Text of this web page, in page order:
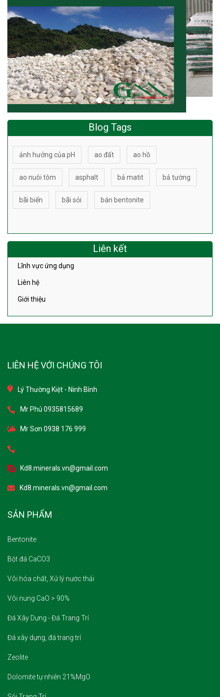
Blog Tags
ao nuôi tôm asphalt bả matit
bãi biển bãi sỏi bán bentonite
Liên kết
Liên hệ
Giới thiệu
Mr Phú 0935815689
Mr Sơn 0938 176 999
Kd8.minerals.vn@gmail.com
Bột đá CaCO3
Vôi hóa chất, Xử lý nước thải
Vôi nung CaO > 90%
Đá Xây Dựng - Đá Trang Trí
Đá xây dựng, đá trang trí
Zeolite
Dolomite tự nhiên 21%MgO
Sỏi Trang Trí